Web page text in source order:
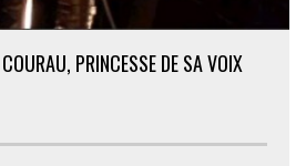
PRINCESSE DE SA VOIX